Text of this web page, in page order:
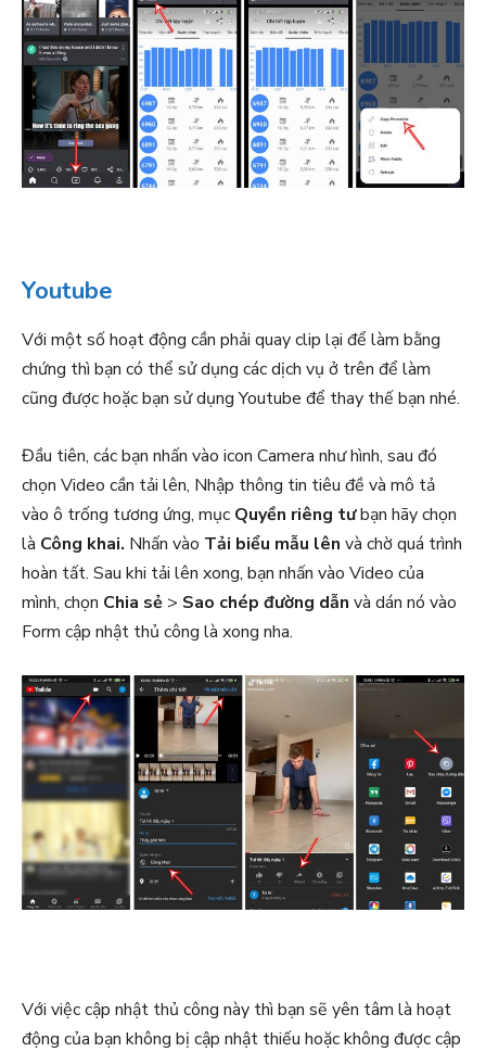
Youtube
Với một số hoạt động cần phải quay clip lại để làm bằng
chứng thì bạn có thể sử dụng các dịch vụ ở trên để làm
cũng được hoặc bạn sử dụng Youtube để thay thế bạn nhé.
Đầu tiên, các bạn nhấn vào icon Camera như hình, sau đó
chọn Video cần tải lên, Nhập thông tin tiêu đề và mô tả
vào ô trống tương ứng, mục Quyền riêng tưbạn hãy chọn
là Công khai. Nhấn vào Tải biểu mẫu lên và chờ quá trình
hoàn tất. Sau khi tải lên xong, bạn nhấn vào Video của
mình, chọn Chia sẻ > Sao chép đường dẫn và dán nó vào
Form cập nhật thủ công là xong nha.
Với việc cập nhật thủ công này thì bạn sẽ yên tâm là hoạt
động của bạn không bị cập nhật thiếu hoặc không được cập